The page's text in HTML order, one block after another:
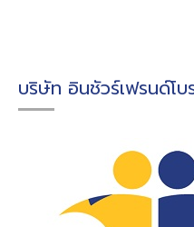
บริษัท อินชัวร์เฟรนด์โ